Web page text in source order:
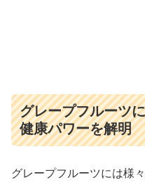
グレープフルーツ
健康パワーを解明
グレープフルーツには様